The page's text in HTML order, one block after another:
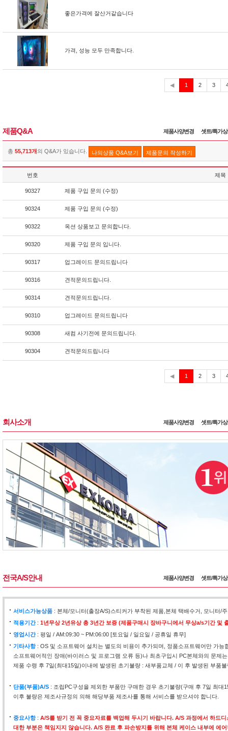
좋은가격에 잘산거같습니다
가격, 성능 모두 만족합니다.
◀ 1
재
2 3
제품Q&A 제품사양변경 셋트/특가
총 55,713개의 Q&A가 있습니다. 나의상품 Q&A보기 제품문의 작성하기
번호 제목
90327 제품 구입 문의 (수정)
90324 제품 구입 문의 (수정)
90322 옥션 상품보고 문의합니다.
90320 제품 구입 문의 입니다.
90317 업그레이드 문의드립니다
90316 견적문의드립니다.
90314 견적문의드립니다.
90310 업그레이드 문의드립니다
90308 새컴 사기전에 문의드립니다.
90304 견적문의드립니다
◀ 1
재
2 3
회사소개 제품사양변경 셋트/특가
전국A/S안내 제품사양변경 셋트/특가
서비스가능상품 : 본체/모니터(출장A/S)스티커가 부착된 제품,본체 택배수거, 모니터/
적용기간: 1년무상 2년유상 총 3년간 보증 (제품구매시 장바구니에서 무상a/s기간 및
영업시간: 평일 / AM:09:30 ~ PM:06:00 [토요일 / 일요일 / 공휴일 휴무]
기타사항: OS 및 소프트웨어 설치는 별도의 비용이 추가되며, 정품소프트웨어만 가능
소프트웨어적인 장애(바이러스 및 프로그램 오류 등)나 최초구입시 PC본체와의 문제
제품 수령 후 7일(최대15일)이내에 발생된 초기불량 : 새부품교체 / 이 후 발생된 부품
단품(부품)A/S : 조립PC구성을 제외한 부품만 구매한 경우 초기불량(구매 후 7일 최대
이후 불량은 제조사규정의 의해 해당부품 제조사를 통해 서비스를 받으셔야 합니다.
중요사항: A/S를 받기 전 꼭 중요자료를 백업해 두시기 바랍니다. A/S 과정에서 하드
대한 부분은 책임지지 않습니다. A/S 완료 후 파손방지를 위해 본체 케이스 내부에 에